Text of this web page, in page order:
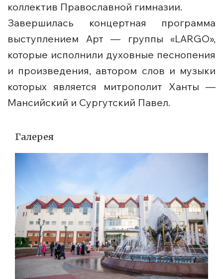
коллектив Православной гимназии.
Завершилась концертная программа
выступлением Арт — группы «LARGO»,
которые исполнили духовные песнопения
и произведения, автором слов и музыки
которых является митрополит Ханты —
Мансийский и Сургутский Павел.
Галерея